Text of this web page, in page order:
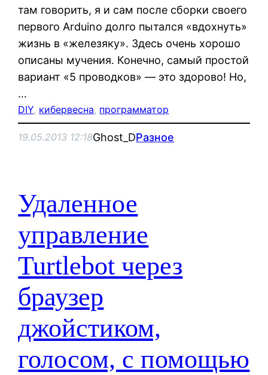
там говорить, я и сам после сборки своего
первого Arduino долго пытался «вдохнуть»
жизнь в «железяку». Здесь очень хорошо
описаны мучения. Конечно, самый простой
вариант «5 проводков» — это здорово! Но,
…
DIY, кибервесна, программатор
19.05.2013 12:18Ghost_DРазное
Удаленное
управление
Turtlebot через
браузер
джойстиком,
голосом, с помощью